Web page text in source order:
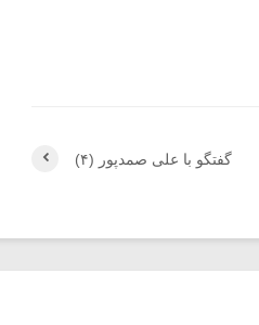
گفتگو با علی صمدپور (۴)